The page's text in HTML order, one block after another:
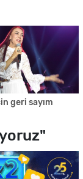
geri sayım